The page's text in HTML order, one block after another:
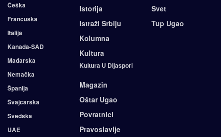
Češka
Francuska
Italija
Kanada-SAD
Mađarska
Nemačka
Španija
Švajcarska
Švedska
UAE
Istorija
Istraži Srbiju
Kolumna
Kultura
Kultura U Dijaspori
Magazin
Oštar Ugao
Povratnici
Pravoslavlje
Svet
Tup Ugao